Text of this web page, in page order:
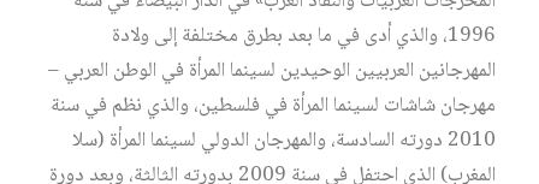
1996، والذي أدى في ما بعد بطرق مختلفة إلى ولادة
المهرجانين العربيين الوحيدين لسينما المرأة في الوطن العربي –
مهرجان شاشات لسينما المرأة في فلسطين، والذي نظم في سنة
2010 دورته السادسة، والمهرجان الدولي لسينما المرأة (سلا
المغرب) الذي احتفل في سنة 2009 بدورته الثالثة، وبعد دورة